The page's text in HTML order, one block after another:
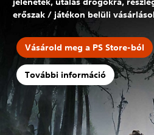
erőszak / játékon belüli
Vásárold meg a PS Store-ból
További információ